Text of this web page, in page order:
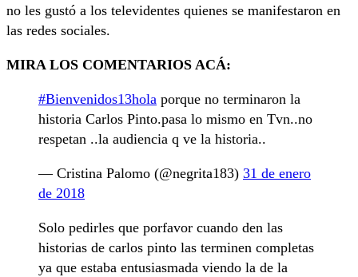
no les gustó a los televidentes quienes se manifestaron en
las redes sociales.
MIRA LOS COMENTARIOS ACÁ:
#Bienvenidos13hola porque no terminaron la
historia Carlos Pinto.pasa lo mismo en Tvn..no
respetan ..la audiencia q ve la historia..
— Cristina Palomo (@negrita183) 31 de enero
de 2018
Solo pedirles que porfavor cuando den las
historias de carlos pinto las terminen completas
ya que estaba entusiasmada viendo la de la